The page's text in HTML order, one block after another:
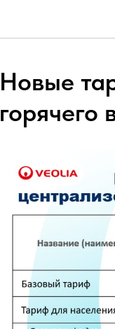
Новые
горячего